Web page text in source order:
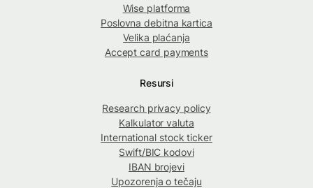
Wise platforma
Poslovna debitna kartica
Velika plaćanja
Accept card payments
Resursi
Research privacy policy
Kalkulator valuta
International stock ticker
Swift/BIC kodovi
IBAN brojevi
Upozorenja o tečaju